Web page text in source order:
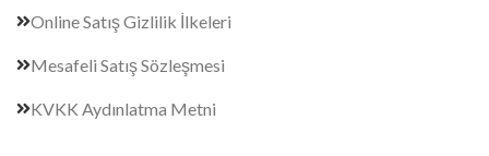
Online Satış Gizlilik İlkeleri
Mesafeli Satış Sözleşmesi
KVKK Aydınlatma Metni